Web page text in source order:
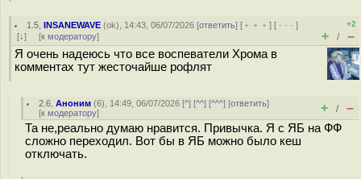
1.5 ,INSANEWAVE (ok), 14:43, 06/07/2026 [ответить] [ ﹢﹢﹢] [ · · ·]
[↓] [к модератору]
+2
+ / –
Я очень надеюсь что все воспеватели Хрома в
комментах тут жесточайше рофлят
2.6 ,Аноним (6), 14:49, 06/07/2026 [^] [^^] [^^^] [ответить]
[к модератору] + / –
Та не,реально думаю нравится. Привычка. Я с ЯБ на ФФ
сложно переходил. Вот бы в ЯБ можно было кеш
отключать.